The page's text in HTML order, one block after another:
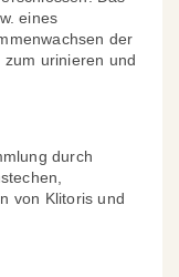
eines
der
urinieren und
durch
von Klitoris und